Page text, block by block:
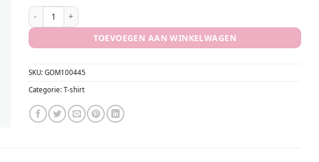
T-shirt Determination - Heavy Oversized Tee aantal
TOEVOEGEN AAN WINKELWAGEN
SKU: GOM100445
Categorie: T-shirt